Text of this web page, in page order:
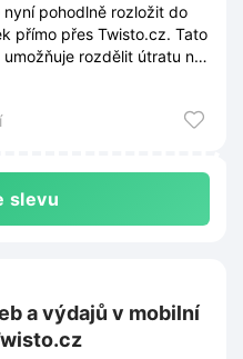
pohodlně rozložit do
přímo přes Twisto.cz. Tato
rozdělit útratu na
tak větší finanční
slevu
a výdajů v mobilní